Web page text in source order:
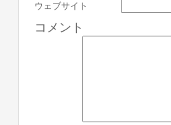
ウェブサイト
コメント